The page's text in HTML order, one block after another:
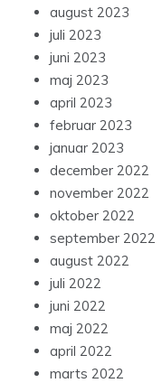
august 2023
juli 2023
juni 2023
maj 2023
april 2023
februar 2023
januar 2023
december 2022
november 2022
oktober 2022
september 2022
august 2022
juli 2022
juni 2022
maj 2022
april 2022
marts 2022